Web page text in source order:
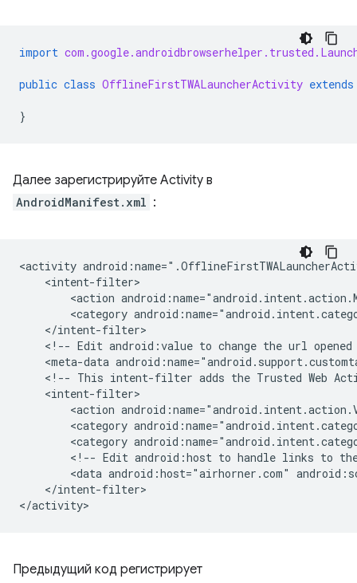
import
public class OfflineFirstTWALauncherActivity extends
}
Далее зарегистрируйте Activity в
AndroidManifest.xml :
<activity
<action
<category
<!-- Edit android:value to change the url opened
<meta-data
<!-- This intent-filter adds the Trusted Web
<action
<category
<category
<!-- Edit android:host to handle links to
<data android:host="airhorner.com"
</intent-filter>
Предыдущий код регистрирует